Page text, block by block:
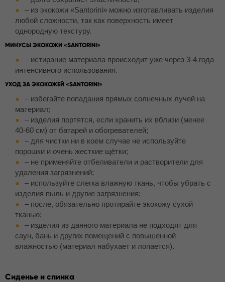
– из экокожи «Santorini» можно изготавливать изделия
любой сложности, так как поверхность имеет
однородную текстуру.
МИНУСЫ ЭКОКОЖИ «SANTORINI»
– истирание материала происходит уже через 3-4 года
интенсивного использования.
УХОД ЗА ЭКОКОЖЕЙ «SANTORINI»
– избегайте попадания прямых солнечных лучей на
материал;
– изделия портятся, если хранить их вблизи (менее
40-60 см) от батарей и обогревателей;
– для чистки ни в коем случае не используйте
порошки и очень жесткие щётки;
– не применяйте отбеливатели и растворители для
удаления загрязнений;
– используйте слегка влажную ткань, чтобы убрать с
изделия пыль и другие загрязнения;
– после, обязательно протирайте экокожу сухой
тканью;
– изделия из данного материала не подходят для
саун, бань и других помещений с повышенной
влажностью (материал набухает и лопается).
Сиденье и спинка